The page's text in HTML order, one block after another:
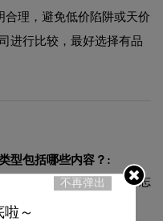
理，避免低价陷阱或天价
进行比较，最好选择有品
型包括哪些内容？:
载时请注明出处为诗宸标志
不再弹出
啦～